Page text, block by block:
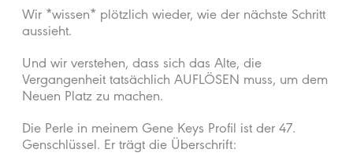
Wir *wissen* plötzlich wieder, wie der nächste Schritt
aussieht.
Und wir verstehen, dass sich das Alte, die
Vergangenheit tatsächlich AUFLÖSEN muss, um dem
Neuen Platz zu machen.
Die Perle in meinem Gene Keys Profil ist der 47.
Genschlüssel. Er trägt die Überschrift: